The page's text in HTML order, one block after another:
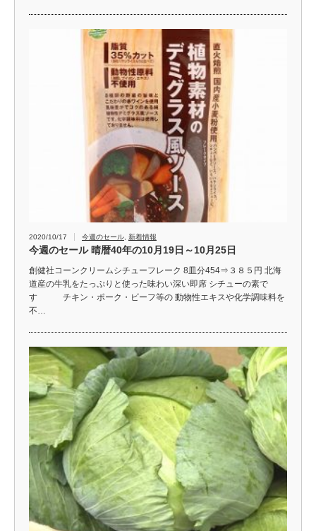
2020/10/17 今週のセール 新着情報
今週のセール 晴暦40年の10月19日～10月25日
創健社コーンクリームシチューフレーク 8皿分454⇒３８５円 北海
道産の牛乳をたっぷりと使った味わい深い即席 シチューの素で
す チキン・ポーク・ビーフ等の 動物性エキスや化学調味料を
不…